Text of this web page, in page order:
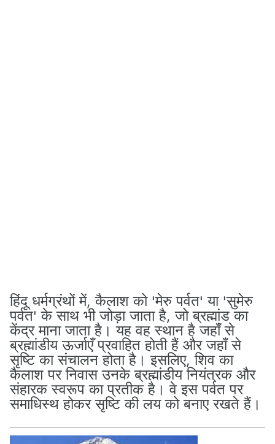
हिंदू धर्मग्रंथों में, कैलाश को 'मेरु पर्वत' या 'सुमेरु
पर्वत' के साथ भी जोड़ा जाता है, जो ब्रह्मांड का
केंद्र माना जाता है। यह वह स्थान है जहाँ से
ब्रह्मांडीय ऊर्जाएँ प्रवाहित होती हैं और जहाँ से
सृष्टि का संचालन होता है। इसलिए, शिव का
कैलाश पर निवास उनके ब्रह्मांडीय नियंत्रक और
संहारक स्वरूप का प्रतीक है। वे इस पर्वत पर
समाधिस्थ होकर सृष्टि की लय को बनाए रखते हैं।